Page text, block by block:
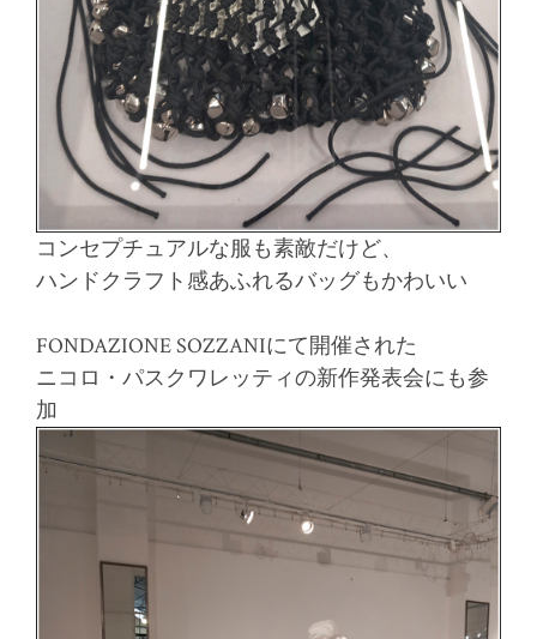
コンセプチュアルな服も素敵だけど、
ハンドクラフト感あふれるバッグもかわいい
FONDAZIONE SOZZANIにて開催された
ニコロ・パスクワレッティの新作発表会にも参
加